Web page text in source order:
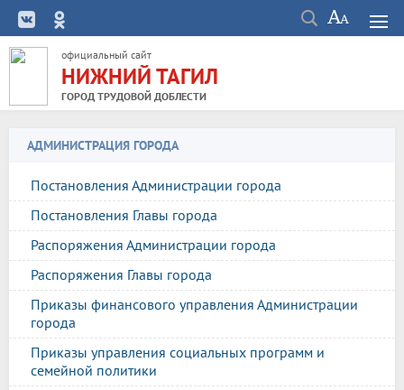
официальный сайт
НИЖНИЙ ТАГИЛ
ГОРОД ТРУДОВОЙ ДОБЛЕСТИ
АДМИНИСТРАЦИЯ ГОРОДА
Постановления Администрации города
Постановления Главы города
Распоряжения Администрации города
Распоряжения Главы города
Приказы финансового управления Администрации
города
Приказы управления социальных программ и
семейной политики